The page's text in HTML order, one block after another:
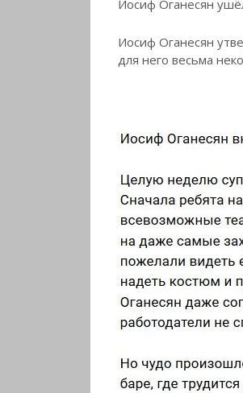
Иосиф Оганесян
Иосиф Оганесян
для него весьма